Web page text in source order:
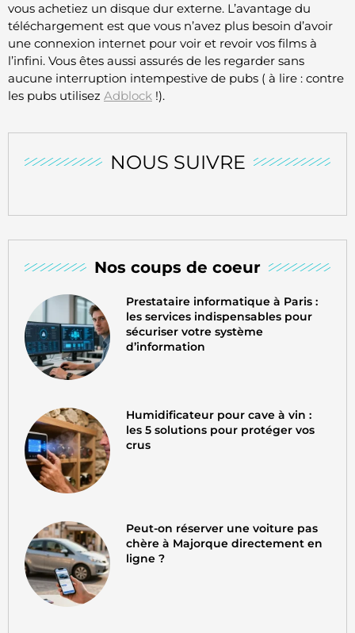
NOUS SUIVRE
Nos coups de coeur
Prestataire informatique à Paris :
les services indispensables pour
sécuriser votre système
d’information
Humidificateur pour cave à vin :
les 5 solutions pour protéger vos
crus
Peut-on réserver une voiture pas
chère à Majorque directement en
ligne ?
vous achetiez un disque dur externe. L’avantage du
téléchargement est que vous n’avez plus besoin d’avoir
une connexion internet pour voir et revoir vos films à
l’infini. Vous êtes aussi assurés de les regarder sans
aucune interruption intempestive de pubs ( à lire : contre
les pubs utilisez Adblock !).